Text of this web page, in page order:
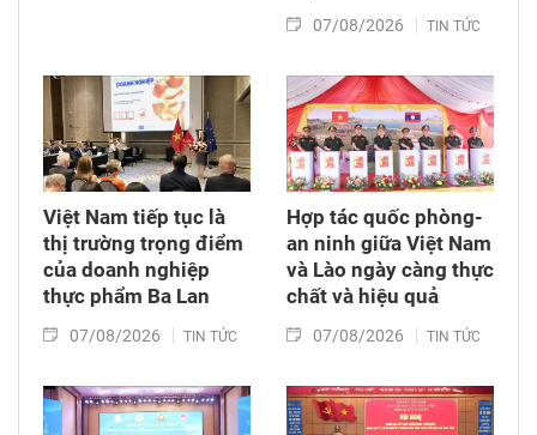
07/08/2026 TIN TỨC
Việt Nam tiếp tục là
thị trường trọng điểm
của doanh nghiệp
thực phẩm Ba Lan
07/08/2026 TIN TỨC
Hợp tác quốc phòng-
an ninh giữa Việt Nam
và Lào ngày càng thực
chất và hiệu quả
07/08/2026 TIN TỨC